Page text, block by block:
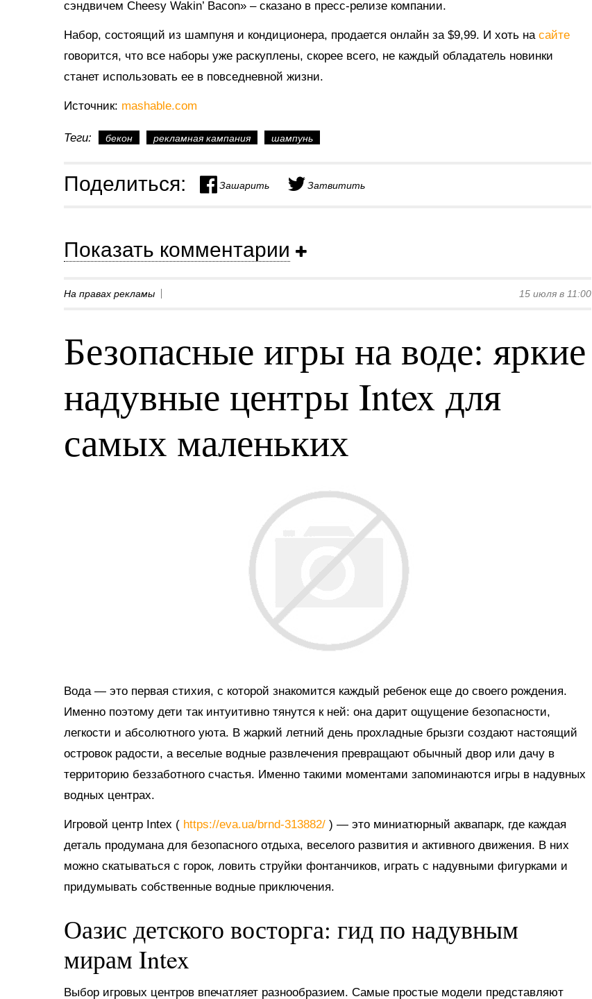
сэндвичем Cheesy Wakin’ Bacon» – сказано в пресс-релизе компании.
Набор, состоящий из шампуня и кондиционера, продается онлайн за $9,99. И хоть на сайте
говорится, что все наборы уже раскуплены, скорее всего, не каждый обладатель новинки
станет использовать ее в повседневной жизни.
Источник: mashable.com
Теги: бекон рекламная кампания шампунь
Поделиться: Зашарить Затвитить
Показать комментарии
На правах рекламы 15 июля в 11:00
Безопасные игры на воде: яркие
надувные центры Intex для
самых маленьких
Вода — это первая стихия, с которой знакомится каждый ребенок еще до своего рождения.
Именно поэтому дети так интуитивно тянутся к ней: она дарит ощущение безопасности,
легкости и абсолютного уюта. В жаркий летний день прохладные брызги создают настоящий
островок радости, а веселые водные развлечения превращают обычный двор или дачу в
территорию беззаботного счастья. Именно такими моментами запоминаются игры в надувных
водных центрах.
Игровой центр Intex ( https://eva.ua/brnd-313882/ ) — это миниатюрный аквапарк, где каждая
деталь продумана для безопасного отдыха, веселого развития и активного движения. В них
можно скатываться с горок, ловить струйки фонтанчиков, играть с надувными фигурками и
придумывать собственные водные приключения.
Оазис детского восторга: гид по надувным
мирам Intex
Выбор игровых центров впечатляет разнообразием. Самые простые модели представляют